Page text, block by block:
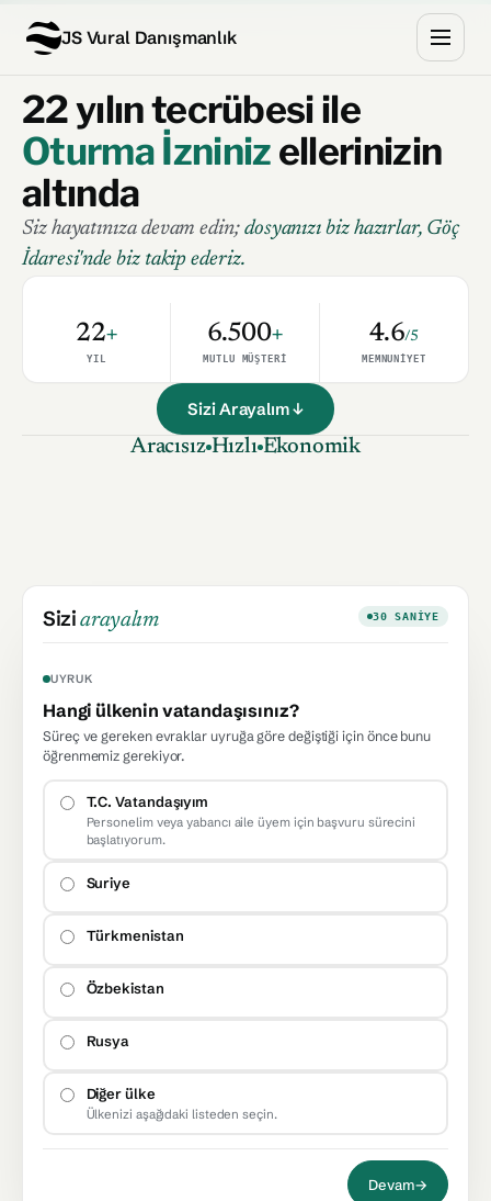
JS Vural Danışmanlık
22 yılın tecrübesi ile
Oturma İzninizellerinizin
altında
Siz hayatınıza devam edin; dosyanızı biz hazırlar, Göç
İdaresi'nde biz takip ederiz.
22+
YIL
6.500+
MUTLU MÜŞTERI
4.6/5
MEMNUNIYET
Sizi Arayalım ↓
Aracısız Hızlı Ekonomik
Siziarayalım 30 SANIYE
UYRUK
Hangi ülkenin vatandaşısınız?
Süreç ve gereken evraklar uyruğa göre değiştiği için önce bunu
öğrenmemiz gerekiyor.
T.C. Vatandaşıyım
Personelim veya yabancı aile üyem için başvuru sürecini
başlatıyorum.
Suriye
Türkmenistan
Özbekistan
Rusya
Diğer ülke
Ülkenizi aşağıdaki listeden seçin.
Devam→